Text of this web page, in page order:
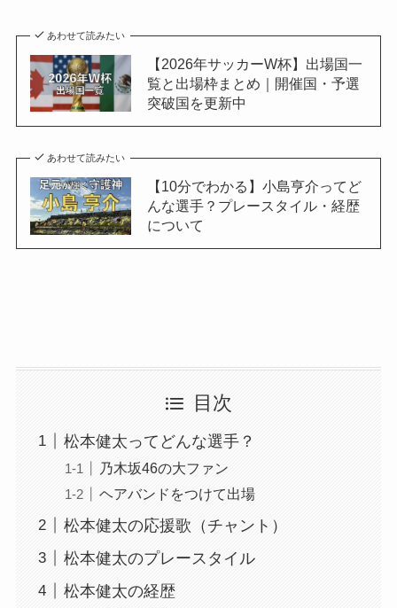
あわせて読みたい
【2026年サッカーW杯】出場国一
覧と出場枠まとめ｜開催国・予選
突破国を更新中
あわせて読みたい
【10分でわかる】小島亨介ってど
んな選手？プレースタイル・経歴
について
目次
松本健太ってどんな選手？
乃木坂46の大ファン
ヘアバンドをつけて出場
松本健太の応援歌（チャント）
松本健太のプレースタイル
松本健太の経歴